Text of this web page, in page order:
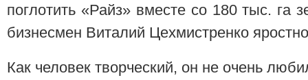
поглотить «Райз» вместе со 180 тыс. га
бизнесмен Виталий Цехмистренко
Как человек творческий, он не очень